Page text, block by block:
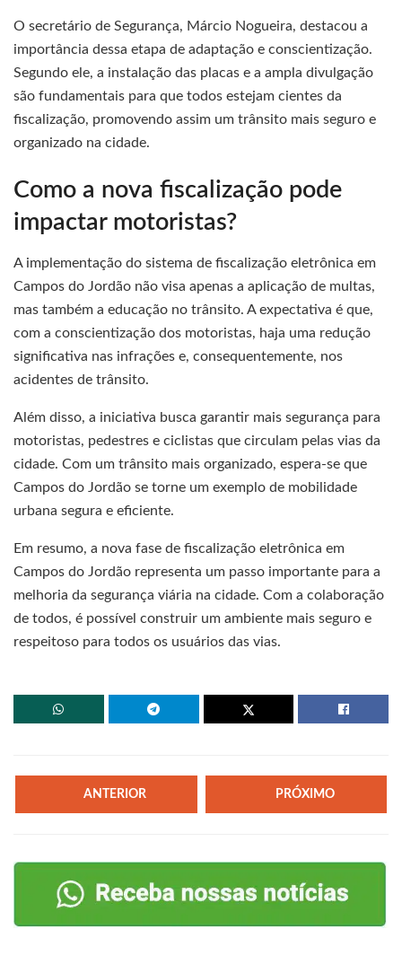
O secretário de Segurança, Márcio Nogueira, destacou a
importância dessa etapa de adaptação e conscientização.
Segundo ele, a instalação das placas e a ampla divulgação
são fundamentais para que todos estejam cientes da
fiscalização, promovendo assim um trânsito mais seguro e
organizado na cidade.
Como a nova fiscalização pode
impactar motoristas?
A implementação do sistema de fiscalização eletrônica em
Campos do Jordão não visa apenas a aplicação de multas,
mas também a educação no trânsito. A expectativa é que,
com a conscientização dos motoristas, haja uma redução
significativa nas infrações e, consequentemente, nos
acidentes de trânsito.
Além disso, a iniciativa busca garantir mais segurança para
motoristas, pedestres e ciclistas que circulam pelas vias da
cidade. Com um trânsito mais organizado, espera-se que
Campos do Jordão se torne um exemplo de mobilidade
urbana segura e eficiente.
Em resumo, a nova fase de fiscalização eletrônica em
Campos do Jordão representa um passo importante para a
melhoria da segurança viária na cidade. Com a colaboração
de todos, é possível construir um ambiente mais seguro e
respeitoso para todos os usuários das vias.
ANTERIOR PRÓXIMO